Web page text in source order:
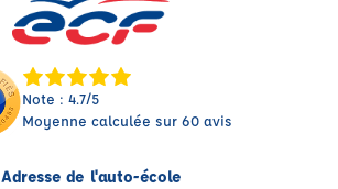
Note : 4.7/5
Moyenne calculée sur 60 avis
Adresse de l'auto-école